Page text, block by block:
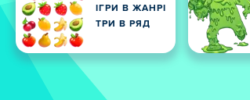
ІГРИ В ЖАНРІ
ТРИ В РЯД